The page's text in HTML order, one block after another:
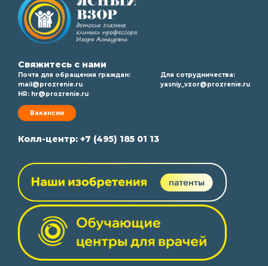
Свяжитесь с нами
Почта для обращения граждан:
mail@prozrenie.ru
HR: hr@prozrenie.ru
Вакансии
Для сотрудничества:
yasniy_vzor@prozrenie.ru
Колл-центр: +7 (495) 185 01 13